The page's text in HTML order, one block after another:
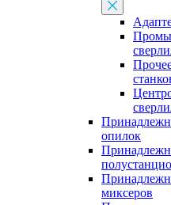
опилок
миксеров